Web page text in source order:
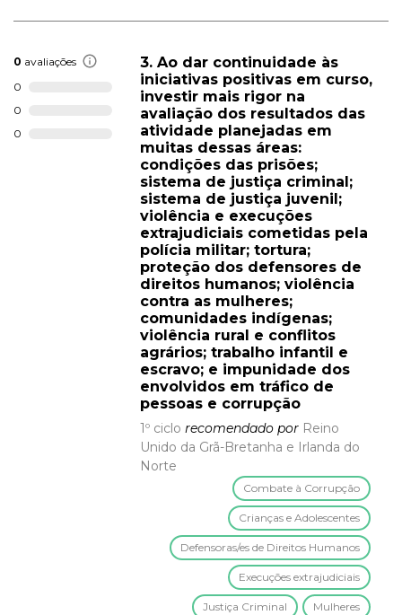
0 avaliações
0
0
0
3. Ao dar continuidade às
iniciativas positivas em curso,
investir mais rigor na
avaliação dos resultados das
atividade planejadas em
muitas dessas áreas:
condições das prisões;
sistema de justiça criminal;
sistema de justiça juvenil;
violência e execuções
extrajudiciais cometidas pela
polícia militar; tortura;
proteção dos defensores de
direitos humanos; violência
contra as mulheres;
comunidades indígenas;
violência rural e conflitos
agrários; trabalho infantil e
escravo; e impunidade dos
envolvidos em tráfico de
pessoas e corrupção
1º ciclo recomendado por Reino
Unido da Grã-Bretanha e Irlanda do
Norte
Combate à Corrupção
Crianças e Adolescentes
Defensoras/es de Direitos Humanos
Execuções extrajudiciais
Justiça Criminal Mulheres